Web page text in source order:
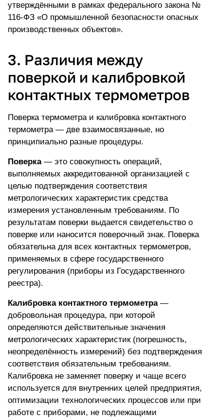
утверждёнными в рамках федерального закона №
116-ФЗ «О промышленной безопасности опасных
производственных объектов».
3. Различия между
поверкой и калибровкой
контактных термометров
Поверка термометра и калибровка контактного
термометра— две взаимосвязанные, но
принципиально разные процедуры.
Поверка— это совокупность операций,
выполняемых аккредитованной организацией с
целью подтверждения соответствия
метрологических характеристик средства
измерения установленным требованиям. По
результатам поверки выдается свидетельство о
поверке или наносится поверочный знак. Поверка
обязательна для всех контактных термометров,
применяемых в сфере государственного
регулирования (приборы из Государственного
реестра).
Калибровка контактного термометра—
добровольная процедура, при которой
определяются действительные значения
метрологических характеристик (погрешность,
неопределённость измерений) без подтверждения
соответствия обязательным требованиям.
Калибровка не заменяет поверку и чаще всего
используется для внутренних целей предприятия,
оптимизации технологических процессов или при
работе с приборами, не подлежащими